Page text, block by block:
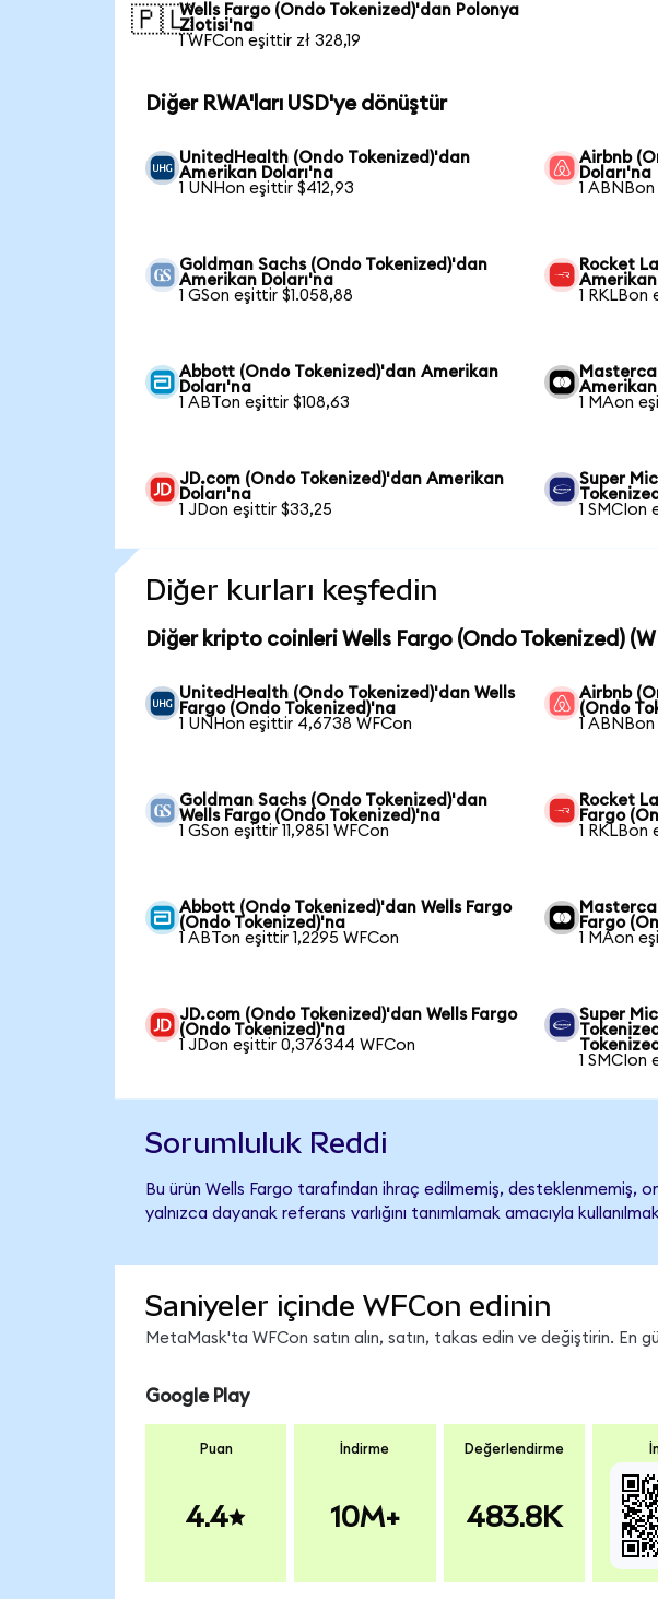
🇵🇱Wells Fargo (Ondo Tokenized)'dan Polonya
Zlotisi'na
1 WFCon eşittir zł 328,19
Diğer RWA'ları USD'ye dönüştür
UnitedHealth (Ondo Tokenized)'dan
Amerikan Doları'na
1 UNHon eşittir $412,93
Airbnb
Doları'na
1
Goldman Sachs (Ondo Tokenized)'dan
Amerikan Doları'na
1 GSon eşittir $1.058,88
Rocket
Amerikan
1 RKLBon
Abbott (Ondo Tokenized)'dan Amerikan
Doları'na
1 ABTon eşittir $108,63
Amerikan
1 MAon
JD.com (Ondo Tokenized)'dan Amerikan
Doları'na
1 JDon eşittir $33,25
Super
1 SMCIon
Diğer kurları keşfedin
Diğer kripto coinleri Wells Fargo (Ondo Tokenized)
UnitedHealth (Ondo Tokenized)'dan Wells
Fargo (Ondo Tokenized)'na
1 UNHon eşittir 4,6738 WFCon
Airbnb
(Ondo
1
Goldman Sachs (Ondo Tokenized)'dan
Wells Fargo (Ondo Tokenized)'na
1 GSon eşittir 11,9851 WFCon
Rocket
Fargo
1 RKLBon
Abbott (Ondo Tokenized)'dan Wells Fargo
(Ondo Tokenized)'na
1 ABTon eşittir 1,2295 WFCon
Fargo
1 MAon
JD.com (Ondo Tokenized)'dan Wells Fargo
(Ondo Tokenized)'na
1 JDon eşittir 0,376344 WFCon
Super
1 SMCIon
Sorumluluk Reddi
Bu ürün Wells Fargo tarafından ihraç edilmemiş, desteklenmemiş,
yalnızca dayanak referans varlığını tanımlamak amacıyla
Saniyeler içinde WFCon edinin
MetaMask'ta WFCon satın alın, satın, takas edin ve değiştirin. En
Google Play
Puan
4.4
İndirme
10M+
Değerlendirme
483.8K